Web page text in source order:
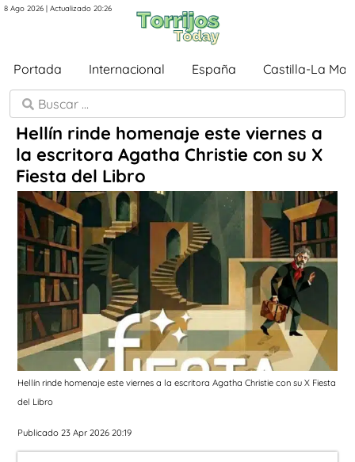
8 Ago 2026 | Actualizado 20:26
Portada Internacional España Castilla-La
Hellín rinde homenaje este viernes a
la escritora Agatha Christie con su X
Fiesta del Libro
Hellín rinde homenaje este viernes a la escritora Agatha Christie con su X Fiesta
del Libro
Publicado 23 Apr 2026 20:19